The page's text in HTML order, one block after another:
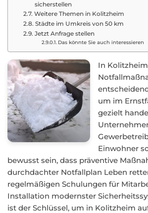
sicherstellen
Weitere Themen in Kolitzheim
Städte im Umkreis von 50 km
Jetzt Anfrage stellen
Das könnte Sie auch interessieren
In
um im
gezielt
Einwohner
bewusst sein, dass präventive
durchdachter Notfallplan Leben
regelmäßigen Schulungen für
Installation modernster
ist der Schlüssel, um in Kolitzheim